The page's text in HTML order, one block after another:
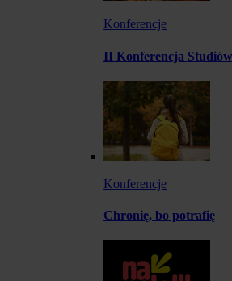
Konferencje
II Konferencja
Konferencje
Chronię, bo potrafię